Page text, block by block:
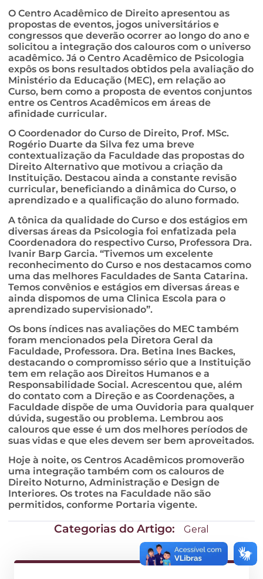
O Centro Acadêmico de Direito apresentou as
propostas de eventos, jogos universitários e
congressos que deverão ocorrer ao longo do ano e
solicitou a integração dos calouros com o universo
acadêmico. Já o Centro Acadêmico de Psicologia
expôs os bons resultados obtidos pela avaliação do
Ministério da Educação (MEC), em relação ao
Curso, bem como a proposta de eventos conjuntos
entre os Centros Acadêmicos em áreas de
afinidade curricular.
O Coordenador do Curso de Direito, Prof. MSc.
Rogério Duarte da Silva fez uma breve
contextualização da Faculdade das propostas do
Direito Alternativo que motivou a criação da
Instituição. Destacou ainda a constante revisão
curricular, beneficiando a dinâmica do Curso, o
aprendizado e a qualificação do aluno formado.
A tônica da qualidade do Curso e dos estágios em
diversas áreas da Psicologia foi enfatizada pela
Coordenadora do respectivo Curso, Professora Dra.
Ivanir Barp Garcia. “Tivemos um excelente
reconhecimento do Curso e nos destacamos como
uma das melhores Faculdades de Santa Catarina.
Temos convênios e estágios em diversas áreas e
ainda dispomos de uma Clinica Escola para o
aprendizado supervisionado”.
Os bons índices nas avaliações do MEC também
foram mencionados pela Diretora Geral da
Faculdade, Professora. Dra. Betina Ines Backes,
destacando o compromisso sério que a Instituição
tem em relação aos Direitos Humanos e a
Responsabilidade Social. Acrescentou que, além
do contato com a Direção e as Coordenações, a
Faculdade dispõe de uma Ouvidoria para qualquer
dúvida, sugestão ou problema. Lembrou aos
calouros que esse é um dos melhores períodos de
suas vidas e que eles devem ser bem aproveitados.
Hoje à noite, os Centros Acadêmicos promoverão
uma integração também com os calouros de
Direito Noturno, Administração e Design de
Interiores. Os trotes na Faculdade não são
permitidos, conforme Portaria vigente.
Categorias do Artigo: Geral